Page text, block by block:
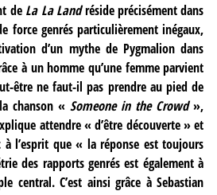
de La La Landréside précisément dans
force genrés particulièrement inégaux,
d’un mythe de Pygmalion dans
à un homme qu’une femme parvient
être ne faut-il pas prendre au pied de
chanson « Someone in the Crowd»,
attendre « d’être découverte » et
à l’esprit que « la réponse est toujours
des rapports genrés est également à
central. C’est ainsi grâce à Sebastian